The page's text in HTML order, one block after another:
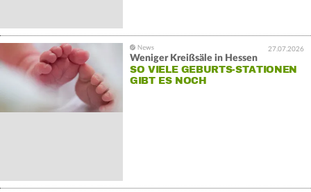
27.07.2026
Weniger Kreißsäle in Hessen
SO VIELE GEBURTS-STATIONEN
GIBT ES NOCH